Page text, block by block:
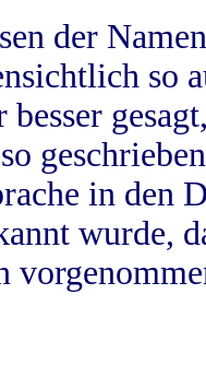
der
so
besser
in
wurde,